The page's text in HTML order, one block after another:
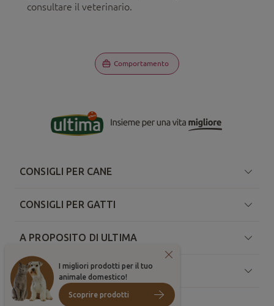
consultare il veterinario.
Comportamento
I migliori prodotti per il tuo
animale domestico!
Scoprire prodotti
CONSIGLI PER CANE
CONSIGLI PER GATTI
A PROPOSITO DI ULTIMA
RISORSE